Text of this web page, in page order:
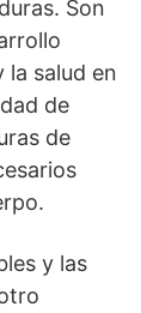
Son
la salud en
de
de
y las